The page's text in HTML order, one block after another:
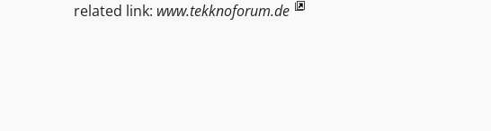
related link: www.tekknoforum.de